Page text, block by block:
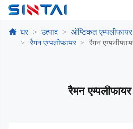
घर उत्पाद
ऑप्टिकल
रैमन एम्पलीफायर
रैमन
रैमन एम्पलीफायर